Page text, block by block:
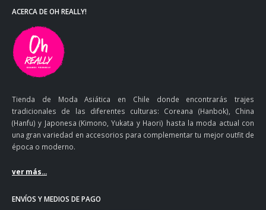
ACERCA DE OH REALLY!
Tienda de Moda Asiática en Chile donde encontrarás trajes
tradicionales de las diferentes culturas: Coreana (Hanbok), China
(Hanfu) y Japonesa (Kimono, Yukata y Haori) hasta la moda actual con
una gran variedad en accesorios para complementar tu mejor outfit de
época o moderno.
ver más...
ENVÍOS Y MEDIOS DE PAGO